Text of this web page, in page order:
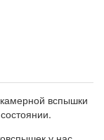
вспышки